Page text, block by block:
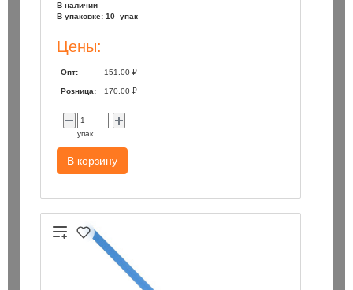
110 / Bionic Pro Heller
В наличии
В упаковке: 10 упак
Цены:
Опт: 151.00 ₽
Розница: 170.00 ₽
упак
В корзину